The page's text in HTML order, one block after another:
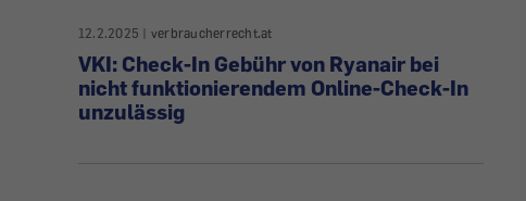
12.2.2025 | verbraucherrecht.at
VKI: Check-In Gebühr von Ryanair bei
nicht funktionierendem Online-Check-In
unzulässig